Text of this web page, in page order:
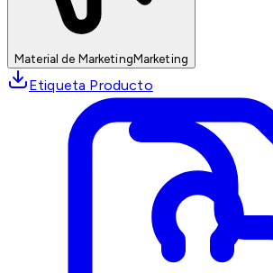
Material de MarketingMarketing
Etiqueta Producto